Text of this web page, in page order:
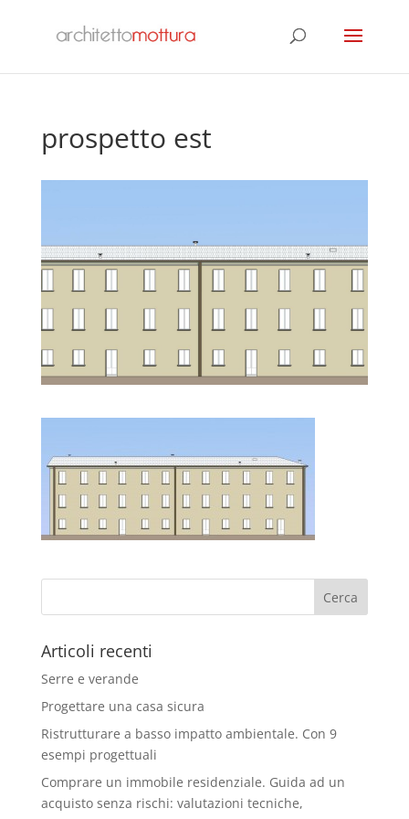
prospetto est
Articoli recenti
Serre e verande
Progettare una casa sicura
Ristrutturare a basso impatto ambientale. Con 9
esempi progettuali
Comprare un immobile residenziale. Guida ad un
acquisto senza rischi: valutazioni tecniche,